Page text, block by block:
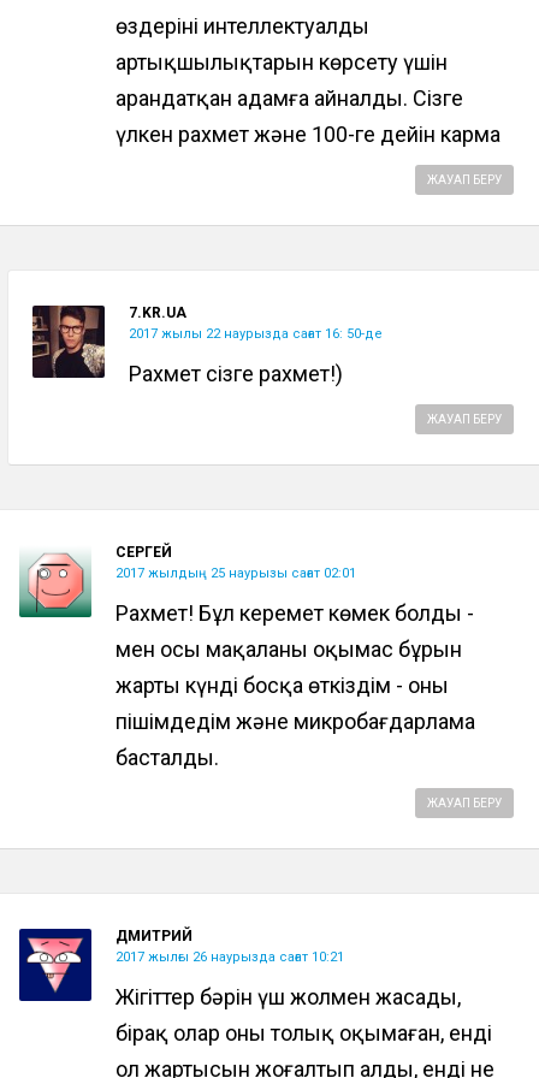
өздерінің интеллектуалды
артықшылықтарын көрсету үшін
арандатқан адамға айналды. Сізге
үлкен рахмет және 100-ге дейін карма
ЖАУАП БЕРУ
7.KR.UA
2017 жылы 22 наурызда сағат 16: 50-де
Рахмет сізге рахмет!)
ЖАУАП БЕРУ
СЕРГЕЙ
2017 жылдың 25 наурызы сағат 02:01
Рахмет! Бұл керемет көмек болды -
мен осы мақаланы оқымас бұрын
жарты күнді босқа өткіздім - оны
пішімдедім және микробағдарлама
басталды.
ЖАУАП БЕРУ
ДМИТРИЙ
2017 жылғы 26 наурызда сағат 10:21
Жігіттер бәрін үш жолмен жасады,
бірақ олар оны толық оқымаған, енді
ол жартысын жоғалтып алды, енді не